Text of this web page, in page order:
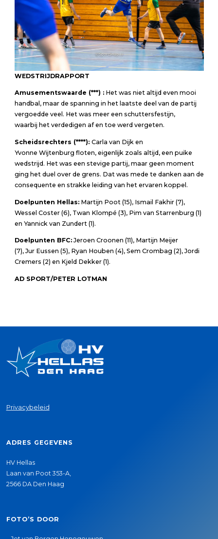
WEDSTRIJDRAPPORT
Amusementswaarde (***) :Het was niet altijd even mooi
handbal, maar de spanning in het laatste deel van de partij
vergoedde veel. Het was meer een schuttersfestijn,
waarbij het verdedigen af en toe werd vergeten.
Scheidsrechters (****): Carla van Dijk en
Yvonne Wijtenburg floten, eigenlijk zoals altijd, een puike
wedstrijd. Het was een stevige partij, maar geen moment
ging het duel over de grens. Dat was mede te danken aan de
consequente en strakke leiding van het ervaren koppel.
Doelpunten Hellas:Martijn Poot (15), Ismail Fakhir (7),
Wessel Coster (6), Twan Klompé (3), Pim van Starrenburg (1)
en Yannick van Zundert (1).
Doelpunten BFC:Jeroen Croonen (11), Martijn Meijer
(7), Jur Eussen (5), Ryan Houben (4), Sem Crombag (2), Jordi
Cremers (2) en Kjeld Dekker (1).
AD SPORT/PETER LOTMAN
Privacybeleid
ADRES GEGEVENS
HV Hellas
Laan van Poot 353-A,
2566 DA Den Haag
FOTO’S DOOR